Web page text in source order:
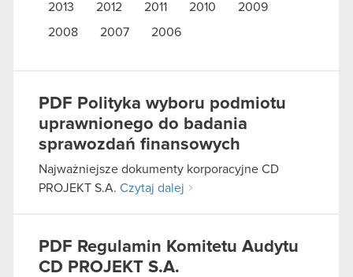
2013
2012 2011 2010
2009
2008
2007 2006
PDF Polityka wyboru podmiotu
uprawnionego do badania
sprawozdań finansowych
Najważniejsze dokumenty korporacyjne CD
PROJEKT S.A. Czytaj dalej
PDF Regulamin Komitetu Audytu
CD PROJEKT S.A.